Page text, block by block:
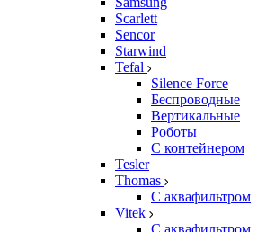
Scarlett
Sencor
Starwind
Tefal
Silence Force
Беспроводные
Вертикальные
Роботы
С контейнером
Tesler
Thomas
С аквафильтром
Vitek
С аквафильтром